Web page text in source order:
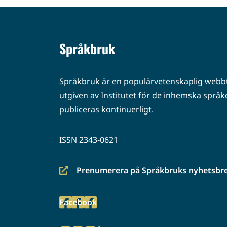
Språkbruk
Språkbruk är en populärvetenskaplig
utgiven av Institutet för de inhemska
publiceras kontinuerligt.
ISSN 2343-0621
Prenumerera på Språkbruks
(siirryt
palveluun)
Facebook
(siirryt